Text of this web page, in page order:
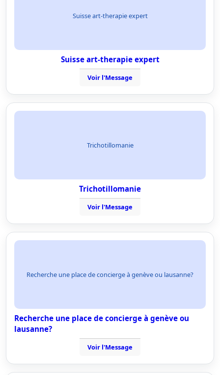
Suisse art-therapie expert
Suisse art-therapie expert
Voir l'Message
Trichotillomanie
Trichotillomanie
Voir l'Message
Recherche une place de concierge à genève ou lausanne?
Recherche une place de concierge à genève ou
lausanne?
Voir l'Message